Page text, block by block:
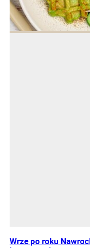
Wrze po roku